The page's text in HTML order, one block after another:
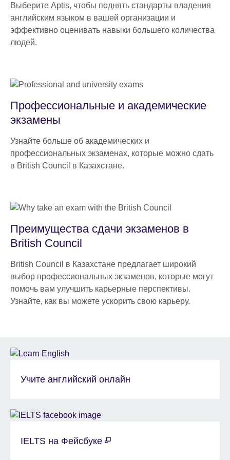
Выберите Aptis, чтобы поднять стандарты владения
английским языком в вашей организации и
эффективно оценивать навыки большего количества
людей.
Профессиональные и академические
экзамены
Узнайте больше об академических и
профессиональных экзаменах, которые можно сдать
в British Council в Казахстане.
Преимущества сдачи экзаменов в
British Council
British Council в Казахстане предлагает широкий
выбор профессиональных экзаменов, которые могут
помочь вам улучшить карьерные перспективы.
Узнайте, как вы можете ускорить свою карьеру.
Учите английский онлайн
IELTS на Фейсбуке